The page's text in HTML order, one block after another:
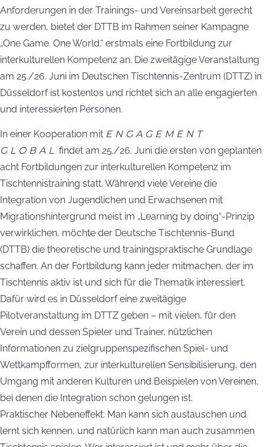
Anforderungen in der Trainings- und Vereinsarbeit gerecht
zu werden, bietet der DTTB im Rahmen seiner Kampagne
„One Game. One World.“ erstmals eine Fortbildung zur
interkulturellen Kompetenz an. Die zweitägige Veranstaltung
am 25./26. Juni im Deutschen Tischtennis-Zentrum (DTTZ) in
Düsseldorf ist kostenlos und richtet sich an alle engagierten
und interessierten Personen.
In einer Kooperation mit ENGAGEMENT
GLOBAL findet am 25./26. Juni die ersten von geplanten
acht Fortbildungen zur interkulturellen Kompetenz im
Tischtennistraining statt. Während viele Vereine die
Integration von Jugendlichen und Erwachsenen mit
Migrationshintergrund meist im „Learning by doing“-Prinzip
verwirklichen, möchte der Deutsche Tischtennis-Bund
(DTTB) die theoretische und trainingspraktische Grundlage
schaffen. An der Fortbildung kann jeder mitmachen, der im
Tischtennis aktiv ist und sich für die Thematik interessiert.
Dafür wird es in Düsseldorf eine zweitägige
Pilotveranstaltung im DTTZ geben – mit vielen, für den
Verein und dessen Spieler und Trainer, nützlichen
Informationen zu zielgruppenspezifischen Spiel- und
Wettkampfformen, zur interkulturellen Sensibilisierung, den
Umgang mit anderen Kulturen und Beispielen von Vereinen,
bei denen die Integration schon gelungen ist.
Praktischer Nebeneffekt: Man kann sich austauschen und
lernt sich kennen, und natürlich kann man auch zusammen